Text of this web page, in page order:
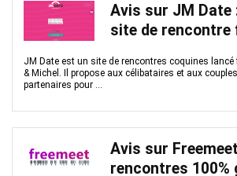
Avis sur JM Date
site de rencontre
JM Date est un site de rencontres coquines
& Michel. Il propose aux célibataires et aux
partenaires pour ...
Avis sur
rencontres